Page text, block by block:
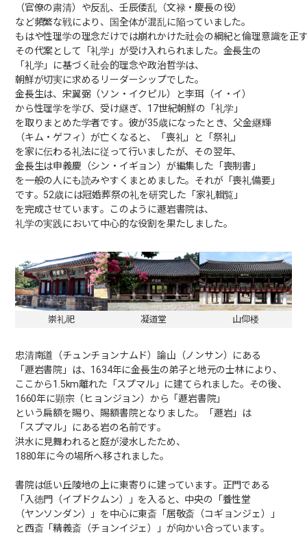
（官僚の粛清）や反乱、壬辰倭乱（文禄・慶長の役）
など頻繁な戦により、国全体が混乱に陥っていました。
もはや性理学の理念だけでは崩れかけた社会の綱紀と倫理意識を正
その代案として「礼学」が受け入れられました。金長生の
「礼学」に基づく社会的理念や政治哲学は、
朝鮮が切実に求めるリーダーシップでした。
金長生は、宋翼弼（ソン・イクピル）と李珥（イ・イ）
から性理学を学び、受け継ぎ、17世紀朝鮮の「礼学」
を取りまとめた学者です。彼が35歳になったとき、父金継輝
（キム・ゲフィ）が亡くなると、「喪礼」と「祭礼」
を家に伝わる礼法に従って行いましたが、その翌年、
金長生は申義慶（シン・イギョン）が編集した「喪制書」
を一般の人にも読みやすくまとめました。それが「喪礼備要」
です。52歳には冠婚葬祭の礼を研究した「家礼輯覧」
を完成させています。このように遯岩書院は、
礼学の実践において中心的な役割を果たしました。
崇礼祀 凝道堂 山仰楼
忠清南道（チュンチョンナムド）論山（ノンサン）にある
「遯岩書院」は、1634年に金長生の弟子と地元の士林により、
ここから1.5km離れた「スプマル」に建てられました。その後、
1660年に顕宗（ヒョンジョン）から「遯岩書院」
という扁額を賜り、賜額書院となりました。「遯岩」は
「スプマル」にある岩の名前です。
洪水に見舞われると庭が浸水したため、
1880年に今の場所へ移されました。
書院は低い丘陵地の上に東寄りに建っています。正門である
「入徳門（イプドクムン）」を入ると、中央の「養性堂
（ヤンソンダン）」を中心に東斎「居敬斎（コギョンジェ）」
と西斎「精義斎（チョンイジェ）」が向かい合っています。